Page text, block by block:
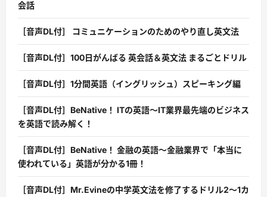
会話
［音声DL付］ コミュニケーションのためのやり直し英文法
［音声DL付］100日がんばる 英会話＆英文法 まるごとドリル
［音声DL付］1分間英語（イングリッシュ）スピーキング編
［音声DL付］BeNative！ ITの英語〜IT業界最先端のビジネス
を英語で読み解く！
［音声DL付］BeNative！ 金融の英語〜金融業界で「本当に
使われている」英語が分かる1冊！
［音声DL付］Mr.Evineの中学英文法を修了するドリル2〜1カ